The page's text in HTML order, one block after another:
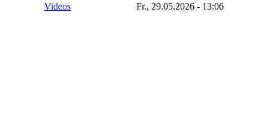
Videos Fr., 29.05.2026 - 13:06